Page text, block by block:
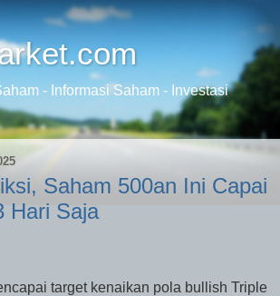
- Informasi Saham - Investasi
Saham 500an Ini Capai
Hari Saja
target kenaikan pola bullish Triple